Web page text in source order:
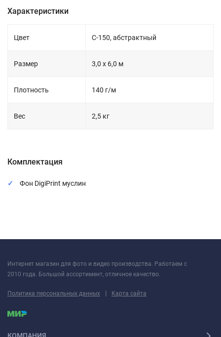
Характеристики
Цвет C-150, абстрактный
Размер 3,0 х 6,0 м
Плотность 140 г/м
Вес 2,5 кг
Комплектация
Фон DigiPrint муслин
Интернет магазин для фото и видео производства. Работаем с
2010 года. Большой ассортимент, отличное качество.
Политика персональных данных | Карта сайта